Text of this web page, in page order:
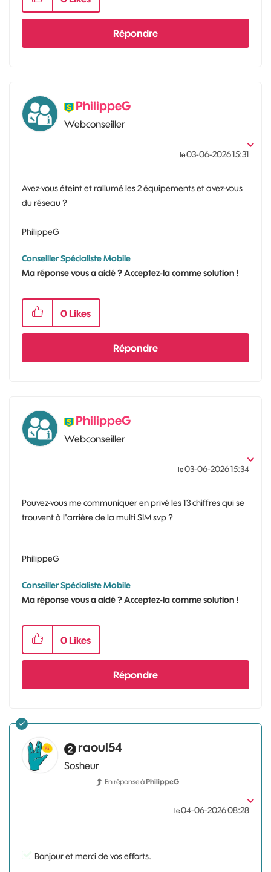
Répondre
PhilippeG
Webconseiller
le‎03-06-202615:31
Avez-vous éteint et rallumé les 2 équipements et avez-vous
du réseau ?
PhilippeG
Conseiller Spécialiste Mobile
Ma réponse vous a aidé ? Acceptez-la comme solution !
0 Likes
Répondre
PhilippeG
Webconseiller
le‎03-06-202615:34
Pouvez-vous me communiquer en privé les 13 chiffres qui se
trouvent à l'arrière de la multi SIM svp ?
PhilippeG
Conseiller Spécialiste Mobile
Ma réponse vous a aidé ? Acceptez-la comme solution !
0 Likes
Répondre
raoul54
Sosheur
En réponse àPhilippeG
le‎04-06-202608:28
Bonjour et merci de vos efforts.